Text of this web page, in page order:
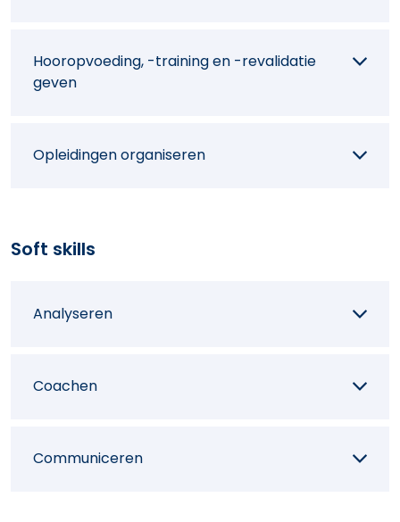
Logopediesessies uitwerken
Hooropvoeding, -training en -revalidatie
geven
Opleidingen organiseren
Soft skills
Analyseren
Coachen
Communiceren